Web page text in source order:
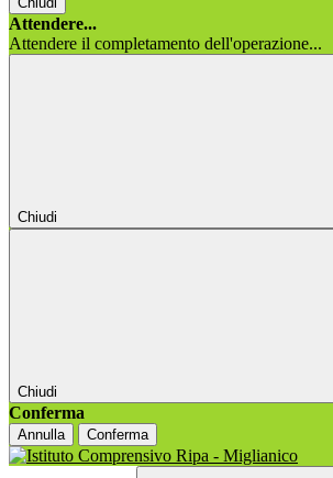
Attendere...
Attendere il completamento dell'operazione...
Chiudi
Chiudi
Conferma
Annulla Conferma